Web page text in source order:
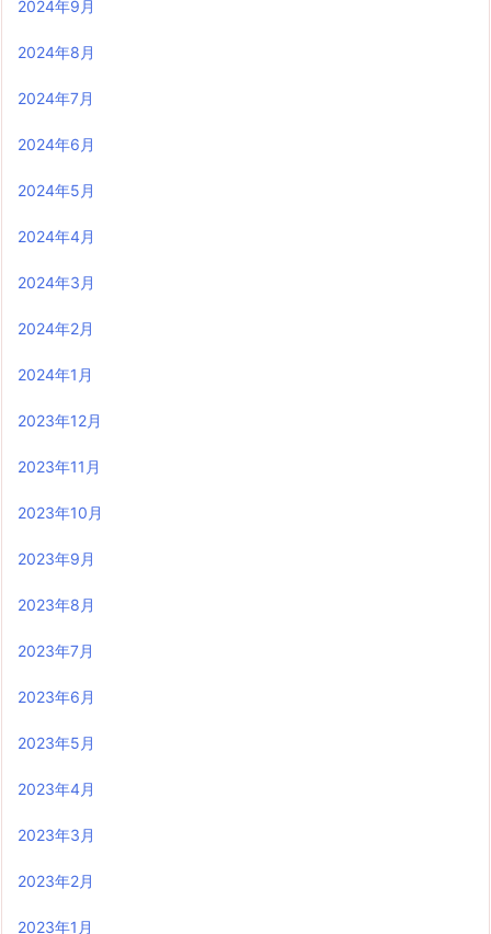
2024年9月
2024年8月
2024年7月
2024年6月
2024年5月
2024年4月
2024年3月
2024年2月
2024年1月
2023年12月
2023年11月
2023年10月
2023年9月
2023年8月
2023年7月
2023年6月
2023年5月
2023年4月
2023年3月
2023年2月
2023年1月